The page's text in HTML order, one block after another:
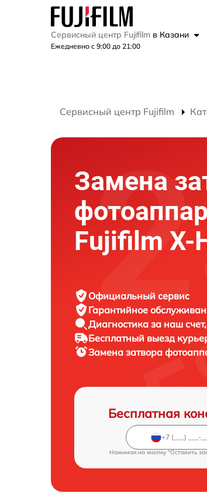
Сервисный центр Fujifilm в Казани
Ежедневно с 9:00 до 21:00
Сервисный центр Fujifilm
Замена
Fujifilm X-
Официальный сервис
Гарантийное
Диагностика за наш счет,
Бесплатный выезд
Замена затвора
Бесплатная
Нажимая на кнопку "Оставить